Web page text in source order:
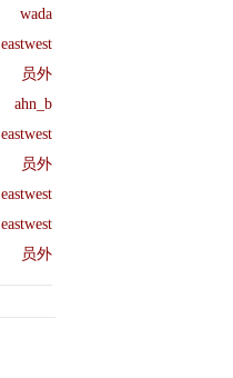
wada
eastwest
员外
ahn_b
eastwest
员外
eastwest
eastwest
员外